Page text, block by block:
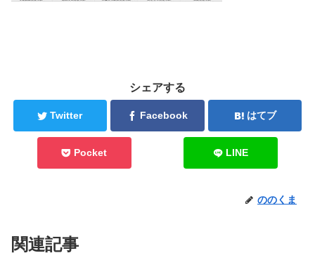
シェアする
Twitter Facebook はてブ
Pocket LINE
ののくま
関連記事